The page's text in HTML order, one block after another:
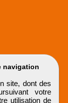
navigation
site, dont des
votre
utilisation de